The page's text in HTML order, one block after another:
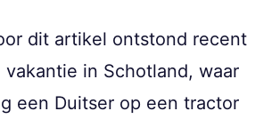
dit artikel ontstond recent
in Schotland, waar
een Duitser op een tractor